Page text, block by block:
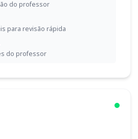
do professor
para revisão rápida
do professor